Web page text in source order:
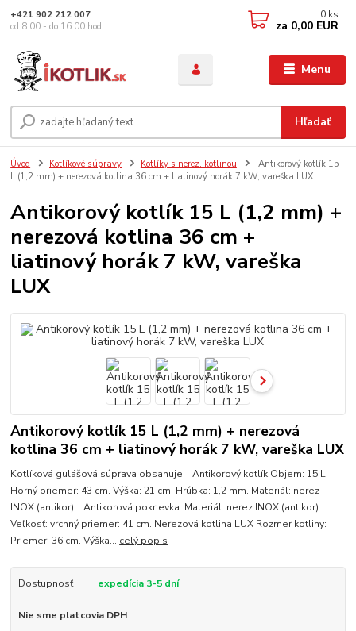
Menu
Hľadať
+421 902 212 007
od 8:00 - do 16:00 hod
0 ks
za 0,00 EUR
Úvod Kotlíkové súpravy Kotlíky s nerez. kotlinou
Antikorový kotlík 15
L (1,2 mm) + nerezová kotlina 36 cm + liatinový horák 7 kW, vareška LUX
Antikorový kotlík 15 L (1,2 mm) +
nerezová kotlina 36 cm +
liatinový horák 7 kW, vareška
LUX
Antikorový kotlík 15 L (1,2 mm) + nerezová
kotlina 36 cm + liatinový horák 7 kW, vareška LUX
Kotlíková gulášová súprava obsahuje: Antikorový kotlík Objem: 15 L.
Horný priemer: 43 cm. Výška: 21 cm. Hrúbka: 1,2 mm. Materiál: nerez
INOX (antikor). Antikorová pokrievka. Materiál: nerez INOX (antikor).
Veľkosť: vrchný priemer: 41 cm. Nerezová kotlina LUX Rozmer kotliny:
Priemer: 36 cm. Výška... celý popis
Dostupnosť expedícia 3-5 dní
Nie sme platcovia DPH